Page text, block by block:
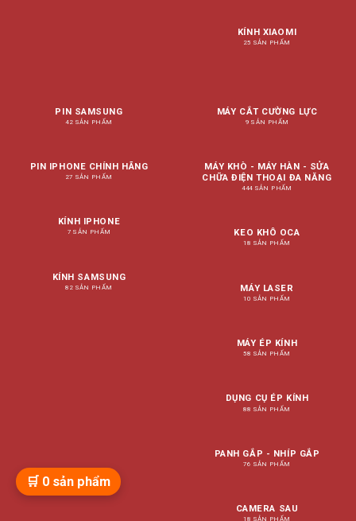
KÍNH XIAOMI
25 SẢN PHẨM
PIN SAMSUNG
42 SẢN PHẨM
PIN IPHONE CHÍNH HÃNG
27 SẢN PHẨM
KÍNH IPHONE
7 SẢN PHẨM
KÍNH SAMSUNG
82 SẢN PHẨM
MÁY CẮT CƯỜNG LỰC
9 SẢN PHẨM
MÁY KHÒ - MÁY HÀN - SỬA
CHỮA ĐIỆN THOẠI ĐA NĂNG
444 SẢN PHẨM
KEO KHÔ OCA
18 SẢN PHẨM
MÁY LASER
10 SẢN PHẨM
MÁY ÉP KÍNH
58 SẢN PHẨM
DỤNG CỤ ÉP KÍNH
88 SẢN PHẨM
PANH GẮP - NHÍP GẮP
76 SẢN PHẨM
CAMERA SAU
18 SẢN PHẨM
🛒 0 sản phẩm